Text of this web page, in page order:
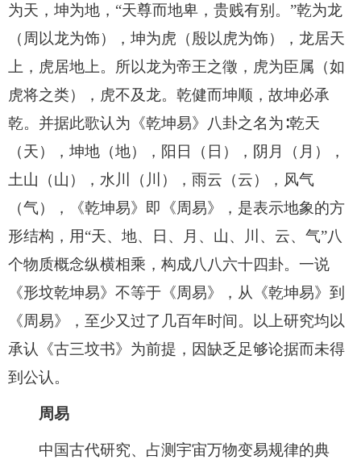
为天，坤为地，“天尊而地卑，贵贱有别。”乾为龙
（周以龙为饰），坤为虎（殷以虎为饰），龙居天
上，虎居地上。所以龙为帝王之徵，虎为臣属（如
虎将之类），虎不及龙。乾健而坤顺，故坤必承
乾。并据此歌认为《乾坤易》八卦之名为∶乾天
（天），坤地（地），阳日（日），阴月（月），
土山（山），水川（川），雨云（云），风气
（气），《乾坤易》即《周易》，是表示地象的方
形结构，用“天、地、日、月、山、川、云、气”八
个物质概念纵横相乘，构成八八六十四卦。一说
《形坟乾坤易》不等于《周易》，从《乾坤易》到
《周易》，至少又过了几百年时间。以上研究均以
承认《古三坟书》为前提，因缺乏足够论据而未得
到公认。
周易
中国古代研究、占测宇宙万物变易规律的典